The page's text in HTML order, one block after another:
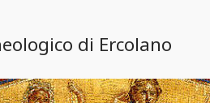
di Ercolano